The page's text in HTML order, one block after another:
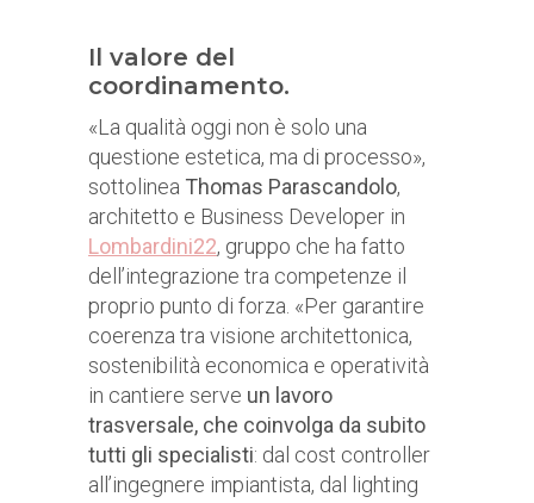
Il valore del
coordinamento.
«La qualità oggi non è solo una
questione estetica, ma di processo»,
sottolinea Thomas Parascandolo,
architetto e Business Developer in
Lombardini22, gruppo che ha fatto
dell’integrazione tra competenze il
proprio punto di forza. «Per garantire
coerenza tra visione architettonica,
sostenibilità economica e operatività
in cantiere serve un lavoro
trasversale, che coinvolga da subito
tutti gli specialisti: dal cost controller
all’ingegnere impiantista, dal lighting